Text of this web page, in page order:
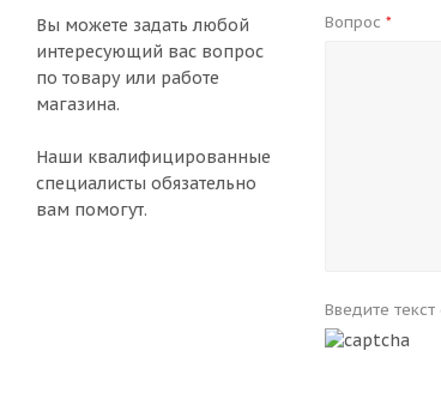
Вы можете задать любой
интересующий вас вопрос
по товару или работе
магазина.
Наши квалифицированные
специалисты обязательно
вам помогут.
Вопрос*
Введите